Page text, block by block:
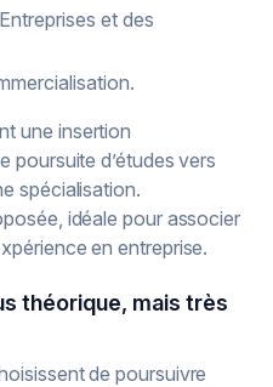
et des
une insertion
poursuite d’études vers
spécialisation.
idéale pour associer
en entreprise.
théorique, mais très
de poursuivre